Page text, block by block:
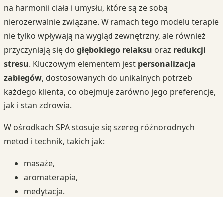
na harmonii ciała i umysłu, które są ze sobą
nierozerwalnie związane. W ramach tego modelu terapie
nie tylko wpływają na wygląd zewnętrzny, ale również
przyczyniają się do głębokiego relaksu oraz redukcji
stresu. Kluczowym elementem jest personalizacja
zabiegów, dostosowanych do unikalnych potrzeb
każdego klienta, co obejmuje zarówno jego preferencje,
jak i stan zdrowia.
W ośrodkach SPA stosuje się szereg różnorodnych
metod i technik, takich jak:
masaże,
aromaterapia,
medytacja.